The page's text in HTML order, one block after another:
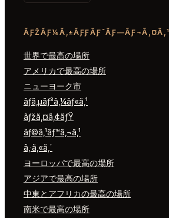
ÃƑŽÃƑ¼Ã‚±ÃƑƑÃƑˆÃƑ—ÃƑ¬Ã‚¤Ã‚¹
世界で最高の場所
アメリカで最高の場所
ニューヨーク市
ãƒ­ã‚µãƒ³ã‚¼ãƒ«ã‚¹
ãƒžã‚¤ã‚¢ãƒŸ
ãƒ©ã‚¹ãƒ™ã‚¬ã‚¹
ã‚·ã‚«ã‚´
ヨーロッパで最高の場所
アジアで最高の場所
中東とアフリカの最高の場所
南米で最高の場所